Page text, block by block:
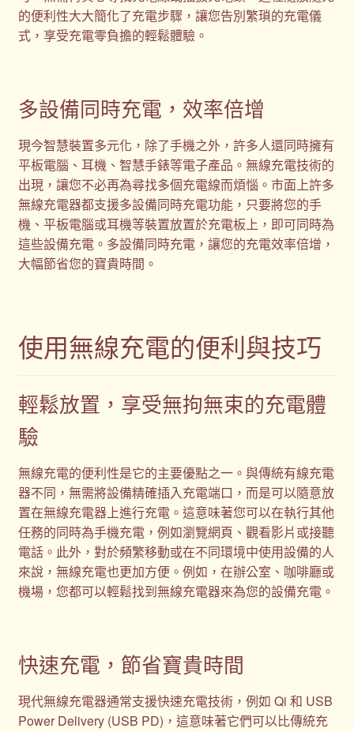
的便利性大大簡化了充電步驟，讓您告別繁瑣的充電儀
式，享受充電零負擔的輕鬆體驗。
多設備同時充電，效率倍增
現今智慧裝置多元化，除了手機之外，許多人還同時擁有
平板電腦、耳機、智慧手錶等電子產品。無線充電技術的
出現，讓您不必再為尋找多個充電線而煩惱。市面上許多
無線充電器都支援多設備同時充電功能，只要將您的手
機、平板電腦或耳機等裝置放置於充電板上，即可同時為
這些設備充電。多設備同時充電，讓您的充電效率倍增，
大幅節省您的寶貴時間。
使用無線充電的便利與技巧
輕鬆放置，享受無拘無束的充電體
驗
無線充電的便利性是它的主要優點之一。與傳統有線充電
器不同，無需將設備精確插入充電端口，而是可以隨意放
置在無線充電器上進行充電。這意味著您可以在執行其他
任務的同時為手機充電，例如瀏覽網頁、觀看影片或接聽
電話。此外，對於頻繁移動或在不同環境中使用設備的人
來說，無線充電也更加方便。例如，在辦公室、咖啡廳或
機場，您都可以輕鬆找到無線充電器來為您的設備充電。
快速充電，節省寶貴時間
現代無線充電器通常支援快速充電技術，例如 Qi 和 USB
Power Delivery (USB PD)，這意味著它們可以比傳統充